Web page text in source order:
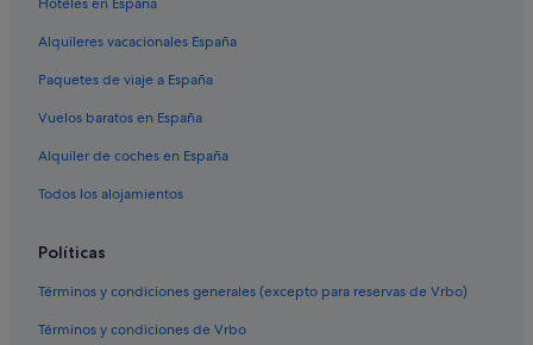
Alquileres vacacionales España
Paquetes de viaje a España
Vuelos baratos en España
Alquiler de coches en España
Todos los alojamientos
Políticas
Términos y condiciones generales (excepto para reservas de Vrbo)
Términos y condiciones de Vrbo